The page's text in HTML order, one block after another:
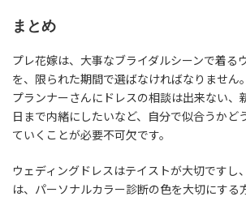
似合うドレスのライン・素材・ヘ
ー・イヤリング・ヴェール・ブー
まとめ
プレ花嫁は、大事なブライダルシーンで着る
を、限られた期間で選ばなければなりません。
プランナーさんにドレスの相談は出来ない、
日まで内緒にしたいなど、自分で似合うかど
ていくことが必要不可欠です。
ウェディングドレスはテイストが大切ですし
は、パーソナルカラー診断の色を大切にする